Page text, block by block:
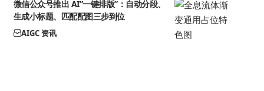
微信公众号推出 AI”一键排版”：自动分段、
生成小标题、匹配配图三步到位
AIGC 资讯